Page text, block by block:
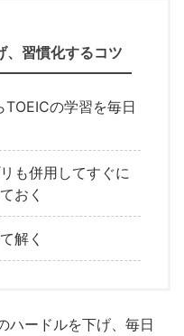
、習慣化するコツ
TOEICの学習を毎日
も併用してすぐに
おく
解く
ハードルを下げ、毎日